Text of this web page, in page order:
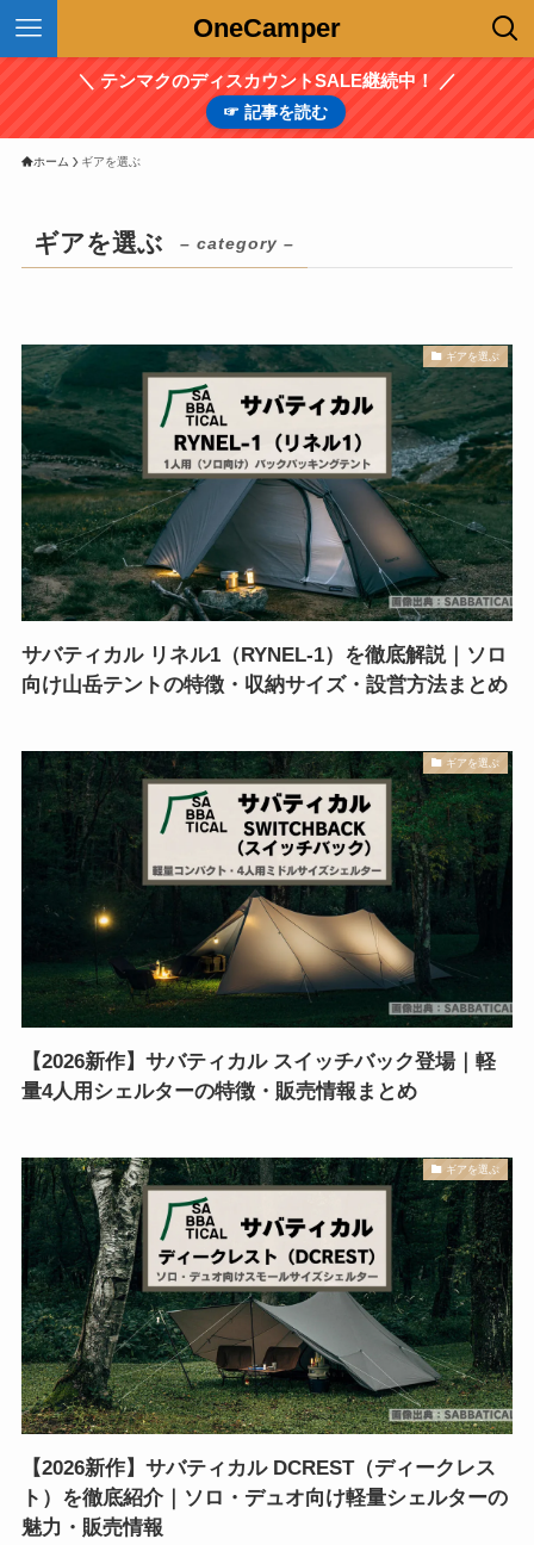
OneCamper
＼ テンマクのディスカウントSALE継続中！ ／
☞ 記事を読む
ホーム ギアを選ぶ
ギアを選ぶ – category –
ギアを選ぶ
サバティカル リネル1（RYNEL-1）を徹底解説｜ソロ
向け山岳テントの特徴・収納サイズ・設営方法まとめ
ギアを選ぶ
【2026新作】サバティカル スイッチバック登場｜軽
量4人用シェルターの特徴・販売情報まとめ
ギアを選ぶ
【2026新作】サバティカル DCREST（ディークレス
ト）を徹底紹介｜ソロ・デュオ向け軽量シェルターの
魅力・販売情報